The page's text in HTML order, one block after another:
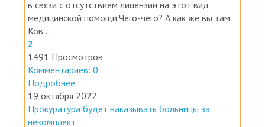
в связи с отсутствием лицензии на этот вид
медицинской помощи.Чего-чего? А как же вы там
Ков...
2
1491 Просмотров
Комментариев: 0
Подробнее
19 октября 2022
Прокуратура будет наказывать больницы за
некомплект